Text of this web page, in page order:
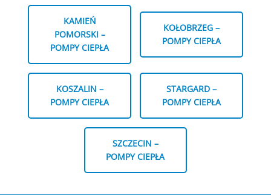
KAMIEŃ
POMORSKI –
POMPY CIEPŁA
KOŁOBRZEG –
POMPY CIEPŁA
KOSZALIN –
POMPY CIEPŁA
STARGARD –
POMPY CIEPŁA
SZCZECIN –
POMPY CIEPŁA